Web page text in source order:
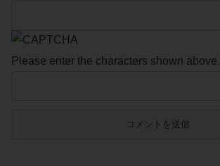
Please enter the characters shown above.